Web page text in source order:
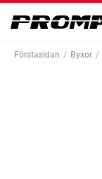
Förstasidan Byxor